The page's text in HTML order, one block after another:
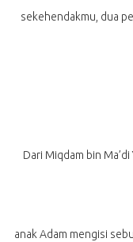
sekehendakmu, dua
Dari Miqdam bin
anak Adam mengisi